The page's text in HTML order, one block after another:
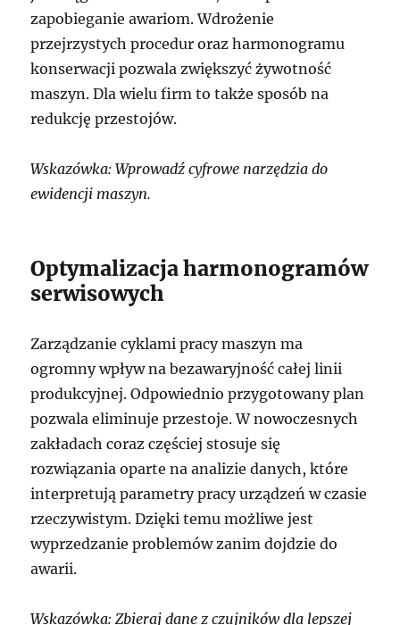
zapobieganie awariom. Wdrożenie
przejrzystych procedur oraz harmonogramu
konserwacji pozwala zwiększyć żywotność
maszyn. Dla wielu firm to także sposób na
redukcję przestojów.
Wskazówka: Wprowadź cyfrowe narzędzia do
ewidencji maszyn.
Optymalizacja harmonogramów
serwisowych
Zarządzanie cyklami pracy maszyn ma
ogromny wpływ na bezawaryjność całej linii
produkcyjnej. Odpowiednio przygotowany plan
pozwala eliminuje przestoje. W nowoczesnych
zakładach coraz częściej stosuje się
rozwiązania oparte na analizie danych, które
interpretują parametry pracy urządzeń w czasie
rzeczywistym. Dzięki temu możliwe jest
wyprzedzanie problemów zanim dojdzie do
awarii.
Wskazówka: Zbieraj dane z czujników dla lepszej